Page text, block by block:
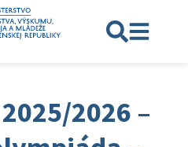
2026 –